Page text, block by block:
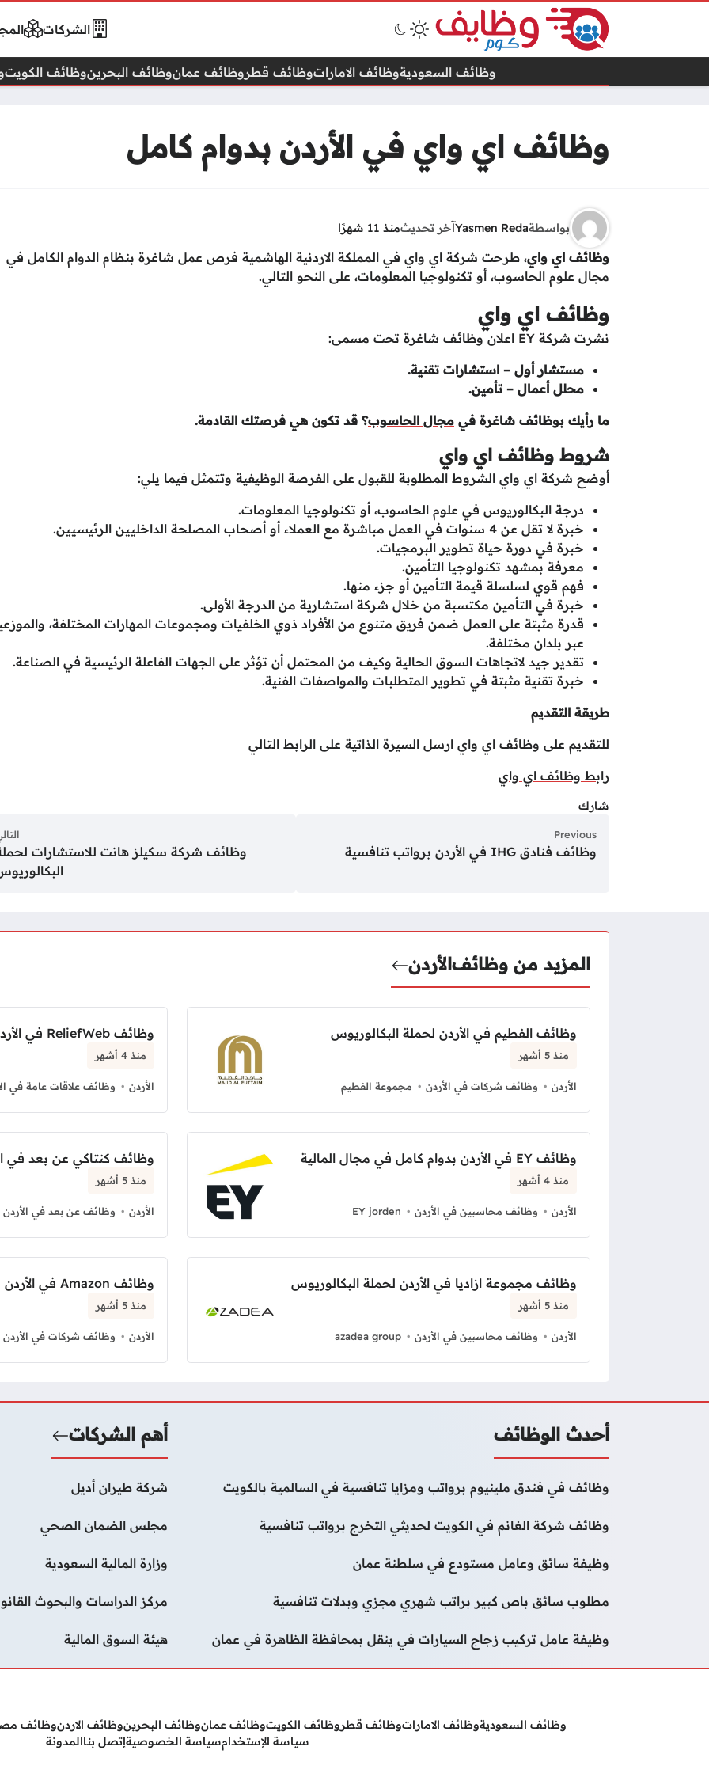
الشركات
وظائف السعوديةوظائف الاماراتوظائف قطروظائف عمانوظائف البحرينوظائف الكويت
وظائف اي واي في الأردن بدوام كامل
بواسطةYasmen Redaآخر تحديثمنذ 11 شهرًا
وظائف اي واي، طرحت شركة اي واي في المملكة الاردنية الهاشمية فرص عمل شاغرة بنظام الدوام الكامل في
مجال علوم الحاسوب، أو تكنولوجيا المعلومات، على النحو التالي.
وظائف اي واي
نشرت شركة EY اعلان وظائف شاغرة تحت مسمى:
مستشار أول – استشارات تقنية.
محلل أعمال – تأمين.
ما رأيك بوظائف شاغرة في مجال الحاسوب؟ قد تكون هي فرصتك القادمة.
شروط وظائف اي واي
أوضح شركة اي واي الشروط المطلوبة للقبول على الفرصة الوظيفية وتتمثل فيما يلي:
درجة البكالوريوس في علوم الحاسوب، أو تكنولوجيا المعلومات.
خبرة لا تقل عن 4 سنوات في العمل مباشرة مع العملاء أو أصحاب المصلحة الداخليين الرئيسيين.
خبرة في دورة حياة تطوير البرمجيات.
معرفة بمشهد تكنولوجيا التأمين.
فهم قوي لسلسلة قيمة التأمين أو جزء منها.
خبرة في التأمين مكتسبة من خلال شركة استشارية من الدرجة الأولى.
قدرة مثبتة على العمل ضمن فريق متنوع من الأفراد ذوي الخلفيات ومجموعات المهارات المختلفة،
عبر بلدان مختلفة.
تقدير جيد لاتجاهات السوق الحالية وكيف من المحتمل أن تؤثر على الجهات الفاعلة الرئيسية في الصناعة.
خبرة تقنية مثبتة في تطوير المتطلبات والمواصفات الفنية.
طريقة التقديم
للتقديم على وظائف اي واي ارسل السيرة الذاتية على الرابط التالي
رابط وظائف اي واي
شارك
Previous
وظائف فنادق IHG في الأردن برواتب تنافسية
وظائف شركة سكيلز هانت للاستشارات
المزيد من وظائفالأردن
وظائف الفطيم في الأردن لحملة البكالوريوس
منذ 5 أشهر
الأردن وظائف شركات في الأردن مجموعة الفطيم
وظائف ReliefWeb في الأردن بدوام كامل
منذ 4 أشهر
الأردن وظائف علاقات عامة في
وظائف EY في الأردن بدوام كامل في مجال المالية
منذ 4 أشهر
الأردن وظائف محاسبين في الأردن EY jorden
وظائف كنتاكي عن بعد في
منذ 5 أشهر
الأردن وظائف عن بعد في الأردن
وظائف مجموعة ازاديا في الأردن لحملة البكالوريوس
منذ 5 أشهر
الأردن وظائف محاسبين في الأردن azadea group
وظائف Amazon في الأردن بدوام كامل
منذ 5 أشهر
الأردن وظائف شركات في الأردن
أحدث الوظائف
وظائف في فندق ملينيوم برواتب ومزايا تنافسية في السالمية بالكويت
وظائف شركة الغانم في الكويت لحديثي التخرج برواتب تنافسية
وظيفة سائق وعامل مستودع في سلطنة عمان
مطلوب سائق باص كبير براتب شهري مجزي وبدلات تنافسية
وظيفة عامل تركيب زجاج السيارات في ينقل بمحافظة الظاهرة في عمان
أهم الشركات
شركة طيران أديل
مجلس الضمان الصحي
وزارة المالية السعودية
مركز الدراسات والبحوث
هيئة السوق المالية
وظائف السعوديةوظائف الاماراتوظائف قطروظائف الكويتوظائف عمانوظائف البحرينوظائف الاردنوظائف
سياسة الإستخدامسياسة الخصوصيةإتصل بناالمدونة